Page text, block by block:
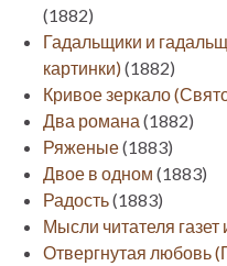
(1882)
Гадальщики и
картинки)(1882)
Кривое зеркало
Два романа (1882)
Ряженые(1883)
Двое в одном (1883)
Радость(1883)
Мысли читателя
Отвергнутая любовь